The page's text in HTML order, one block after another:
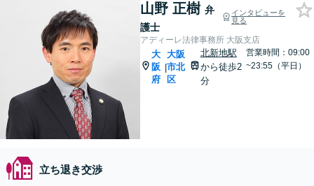
山野 正樹 弁
護士
インタビューを
見る
アディーレ法律事務所 大阪支店
大
阪
府
|
大阪
市北
区
北新地駅
から徒歩2
分
営業時間：09:00
~23:55（平日）
立ち退き交渉